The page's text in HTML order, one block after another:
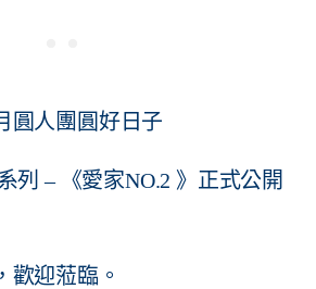
圓人團圓好日子
列 – 《愛家NO.2 》正式公開
歡迎蒞臨。